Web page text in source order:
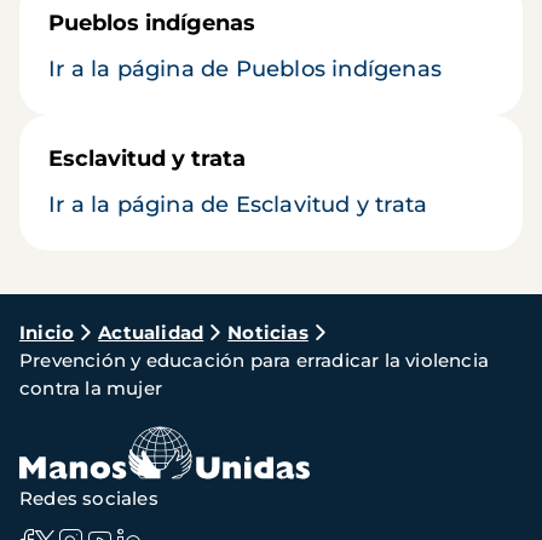
Pueblos indígenas
Ir a la página de Pueblos indígenas
Esclavitud y trata
Ir a la página de Esclavitud y trata
Ruta
de
navegación
Inicio Actualidad
Noticias
Prevención y educación para erradicar la violencia
contra la mujer
Redes sociales